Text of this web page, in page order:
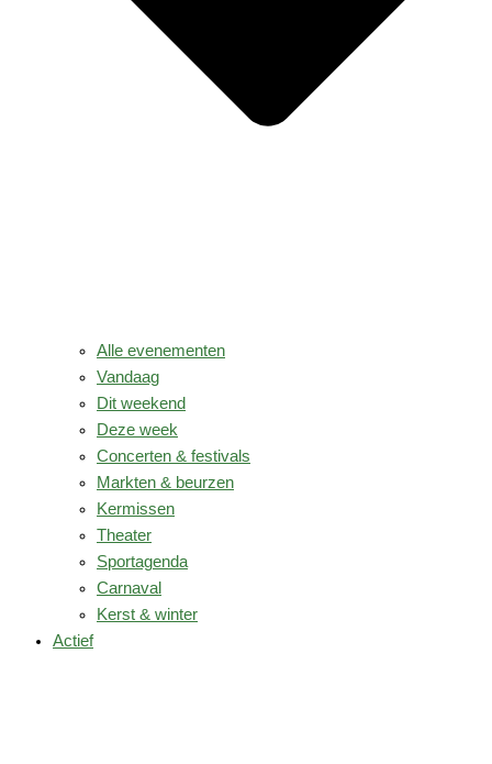
Alle evenementen
Vandaag
Dit weekend
Deze week
Concerten & festivals
Markten & beurzen
Kermissen
Theater
Sportagenda
Carnaval
Kerst & winter
Actief